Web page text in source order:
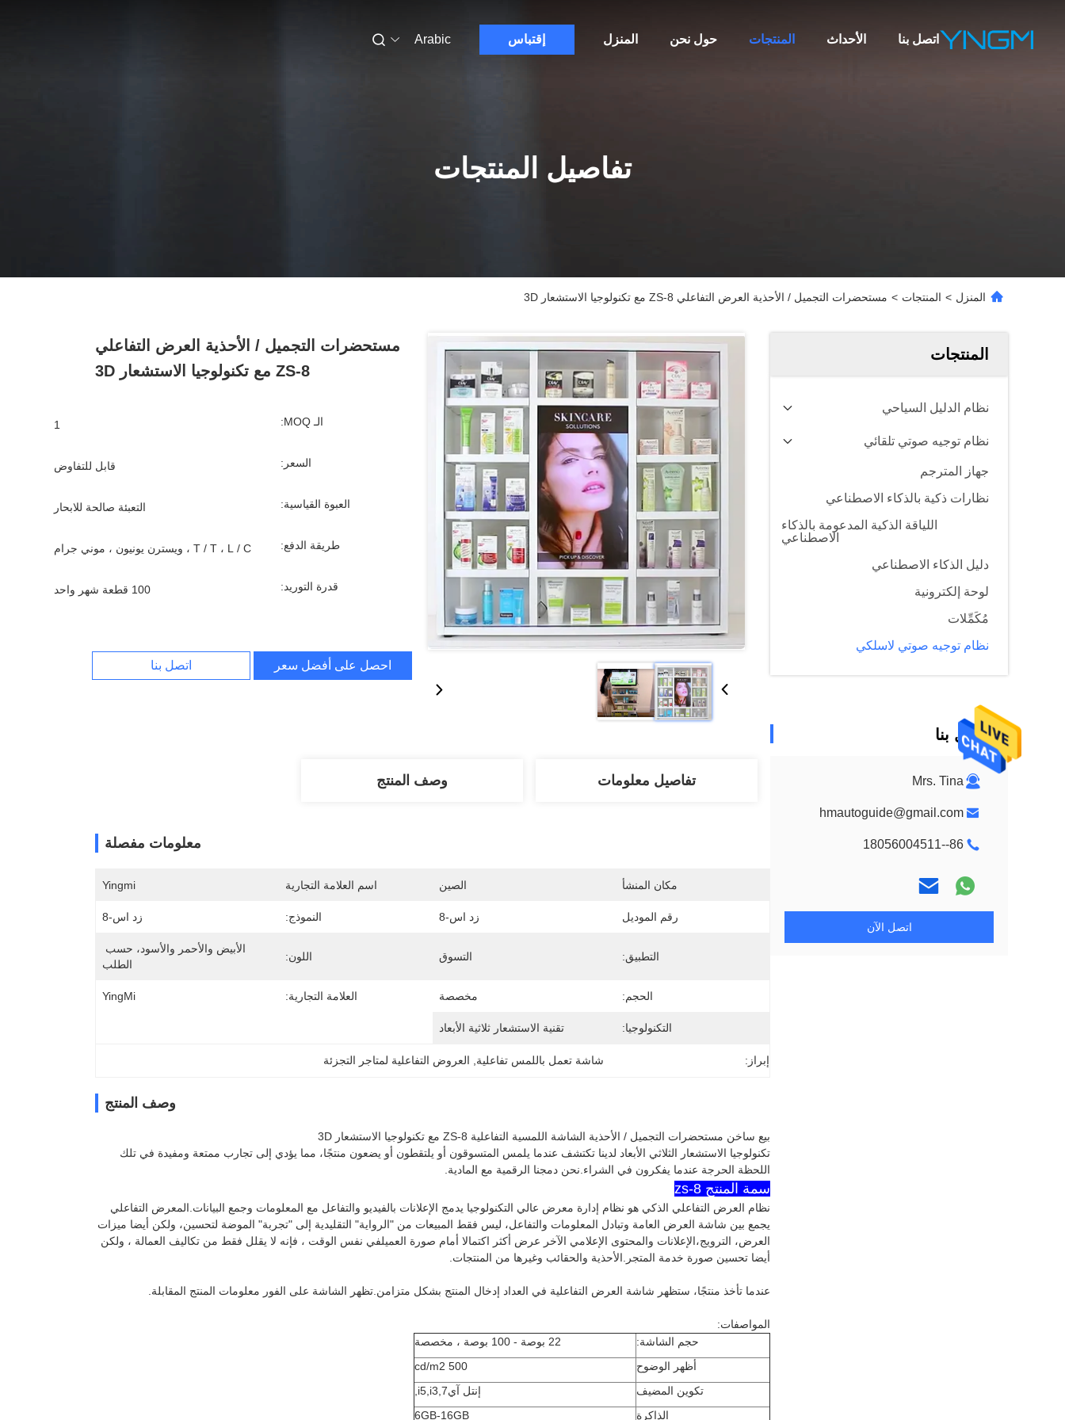
المنزل حول نحن المنتجات الأحداث اتصل بنا إقتباس Arabic
تفاصيل المنتجات
المنزل > المنتجات > مستحضرات التجميل / الأحذية العرض التفاعلي ZS-8 مع تكنولوجيا الاستشعار 3D
المنتجات
نظام الدليل السياحي
نظام توجيه صوتي تلقائي
جهاز المترجم
نظارات ذكية بالذكاء الاصطناعي
اللياقة الذكية المدعومة بالذكاء
الاصطناعي
دليل الذكاء الاصطناعي
لوحة إلكترونية
مُكَمِّلات
نظام توجيه صوتي لاسلكي
اتصل بنا
Mrs. Tina
hmautoguide@gmail.com
86--18056004511
اتصل الآن
مستحضرات التجميل / الأحذية العرض التفاعلي
ZS-8 مع تكنولوجيا الاستشعار 3D
الـ MOQ: 1
السعر: قابل للتفاوض
العبوة القياسية: التعبئة صالحة للابحار
طريقة الدفع: T / T ، L / C ، ويسترن يونيون ، موني جرام
قدرة التوريد: 100 قطعة شهر واحد
احصل على أفضل سعر اتصل بنا
تفاصيل معلومات وصف المنتج
معلومات مفصلة
مكان المنشأ الصين اسم العلامة التجارية Yingmi
رقم الموديل زد اس-8 النموذج: زد اس-8
التطبيق: التسوق اللون:
الطلب
الحجم: مخصصة العلامة التجارية: YingMi
التكنولوجيا: تقنية الاستشعار ثلاثية الأبعاد
إبراز: شاشة تعمل باللمس تفاعلية العروض التفاعلية لمتاجر التجزئة
وصف المنتج
بيع ساخن مستحضرات التجميل / الأحذية الشاشة اللمسية التفاعلية ZS-8 مع تكنولوجيا الاستشعار 3D
تكنولوجيا الاستشعار الثلاثي الأبعاد لدينا تكتشف عندما يلمس المتسوقون أو يلتقطون أو يضعون منتجًا، مما يؤدي إلى تجارب ممتعة ومفيدة في تلك
اللحظة الحرجة عندما يفكرون في الشراء.نحن دمجنا الرقمية مع المادية.
سمة المنتج zs-8
نظام العرض التفاعلي الذكي هو نظام إدارة معرض عالي التكنولوجيا يدمج الإعلانات بالفيديو والتفاعل مع المعلومات وجمع البيانات.المعرض التفاعلي
يجمع بين شاشة العرض العامة وتبادل المعلومات والتفاعل، ليس فقط المبيعات من "الرواية" التقليدية إلى "تجربة" الموضة لتحسين، ولكن أيضا ميزات
العرض، الترويج،الإعلانات والمحتوى الإعلامي الآخر عرض أكثر اكتمالا أمام صورة العميلفي نفس الوقت ، فإنه لا يقلل فقط من تكاليف العمالة ، ولكن
أيضا تحسين صورة خدمة المتجر.الأحذية والحقائب وغيرها من المنتجات.
عندما تأخذ منتجًا، ستظهر شاشة العرض التفاعلية في العداد إدخال المنتج بشكل متزامن.تظهر الشاشة على الفور معلومات المنتج المقابلة.
المواصفات:
حجم الشاشة:
22 بوصة - 100 بوصة ، مخصصة
أظهر الوضوح
500 cd/m2
تكوين المضيف
إنتل آي7 i5 i3
الذاكرة
6GB-16GB